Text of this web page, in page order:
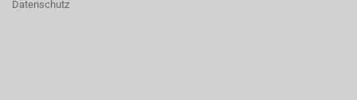
Datenschutz